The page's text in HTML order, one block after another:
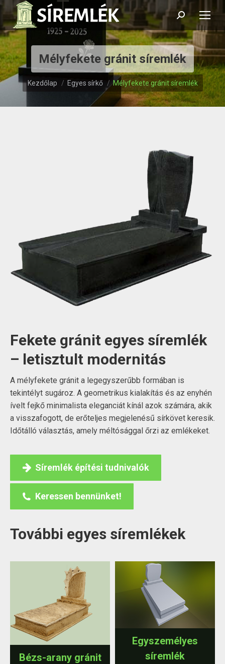
Search:
Mélyfekete gránit síremlék
Itt vagy:
Kezdőlap Egyes sírkő Mélyfekete gránit síremlék
Fekete gránit egyes síremlék
– letisztult modernitás
A mélyfekete gránit a legegyszerűbb formában is
tekintélyt sugároz. A geometrikus kialakítás és az enyhén
ívelt fejkő minimalista eleganciát kínál azok számára, akik
a visszafogott, de erőteljes megjelenésű sírkövet keresik.
Időtálló választás, amely méltósággal őrzi az emlékeket.
Síremlék építési tudnivalók
Keressen bennünket!
További egyes síremlékek
Bézs-arany gránit
Egyszemélyes
síremlék